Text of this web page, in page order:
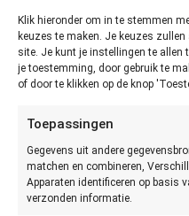
Klik hieronder om in te stemmen
keuzes te maken. Je keuzes
site. Je kunt je instellingen te allen
je toestemming, door gebruik te
of door te klikken op de knop
Toepassingen
Gegevens uit andere
matchen en combineren,
Apparaten identificeren op basis
verzonden informatie.